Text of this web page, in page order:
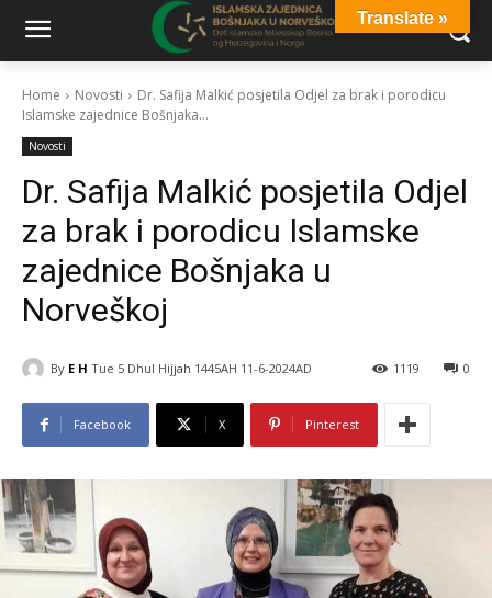
Home Novosti
Dr. Safija Malkić posjetila Odjel za brak i porodicu
Islamske zajednice Bošnjaka...
Novosti
Dr. Safija Malkić posjetila Odjel
za brak i porodicu Islamske
zajednice Bošnjaka u
Norveškoj
By E H Tue 5 Dhul Hijjah 1445AH 11-6-2024AD 0
1119
Facebook X Pinterest
Translate »